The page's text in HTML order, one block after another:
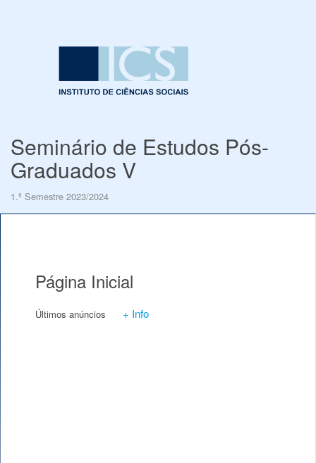
Seminário de Estudos Pós-
Graduados V
1.º Semestre 2023/2024
Página Inicial
Últimos anúncios + Info